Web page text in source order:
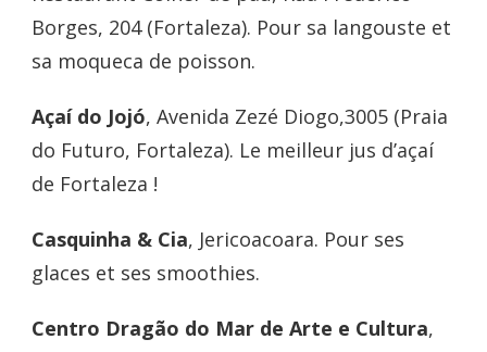
Borges, 204 (Fortaleza). Pour sa langouste et
sa moqueca de poisson.
Açaí do Jojó, Avenida Zezé Diogo,3005 (Praia
do Futuro, Fortaleza). Le meilleur jus d’açaí
de Fortaleza !
Casquinha & Cia, Jericoacoara. Pour ses
glaces et ses smoothies.
Centro Dragão do Mar de Arte e Cultura,